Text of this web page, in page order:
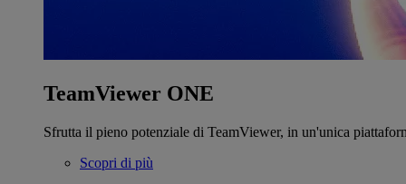
TeamViewer ONE
Sfrutta il pieno potenziale di TeamViewer, in un'unica
Scopri di più